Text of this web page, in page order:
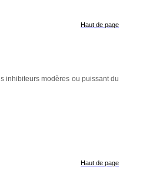
Haut de page
inhibiteurs modères ou puissant du
Haut de page